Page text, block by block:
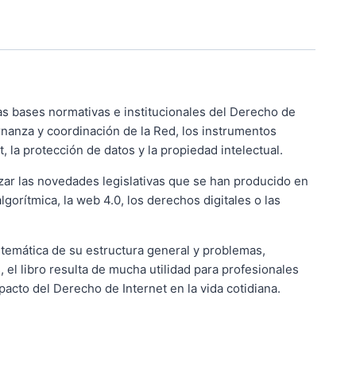
bases normativas e institucionales del Derecho de
y coordinación de la Red, los instrumentos
protección de datos y la propiedad intelectual.
las novedades legislativas que se han producido en
la web 4.0, los derechos digitales o las
de su estructura general y problemas,
libro resulta de mucha utilidad para profesionales
del Derecho de Internet en la vida cotidiana.